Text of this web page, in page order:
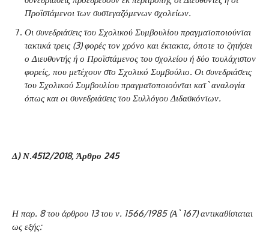
Προϊστάμενοι των συστεγαζόμενων σχολείων.
Οι συνεδριάσεις του Σχολικού Συμβουλίου πραγματοποιούνται
τακτικά τρεις (3) φορές τον χρόνο και έκτακτα, όποτε το ζητήσει
ο Διευθυντής ή ο Προϊστάμενος του σχολείου ή δύο τουλάχιστον
φορείς, που μετέχουν στο Σχολικό Συμβούλιο. Οι συνεδριάσεις
του Σχολικού Συμβουλίου πραγματοποιούνται κατ` αναλογία
όπως και οι συνεδριάσεις του Συλλόγου Διδασκόντων.
Δ) Ν.4512/2018, Άρθρο 245
Η παρ. 8 του άρθρου 13 του ν. 1566/1985 (Α` 167) αντικαθίσταται
ως εξής: